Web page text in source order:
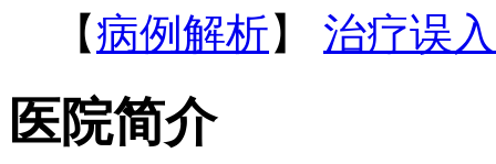
【病例解析】 治疗误
医院简介